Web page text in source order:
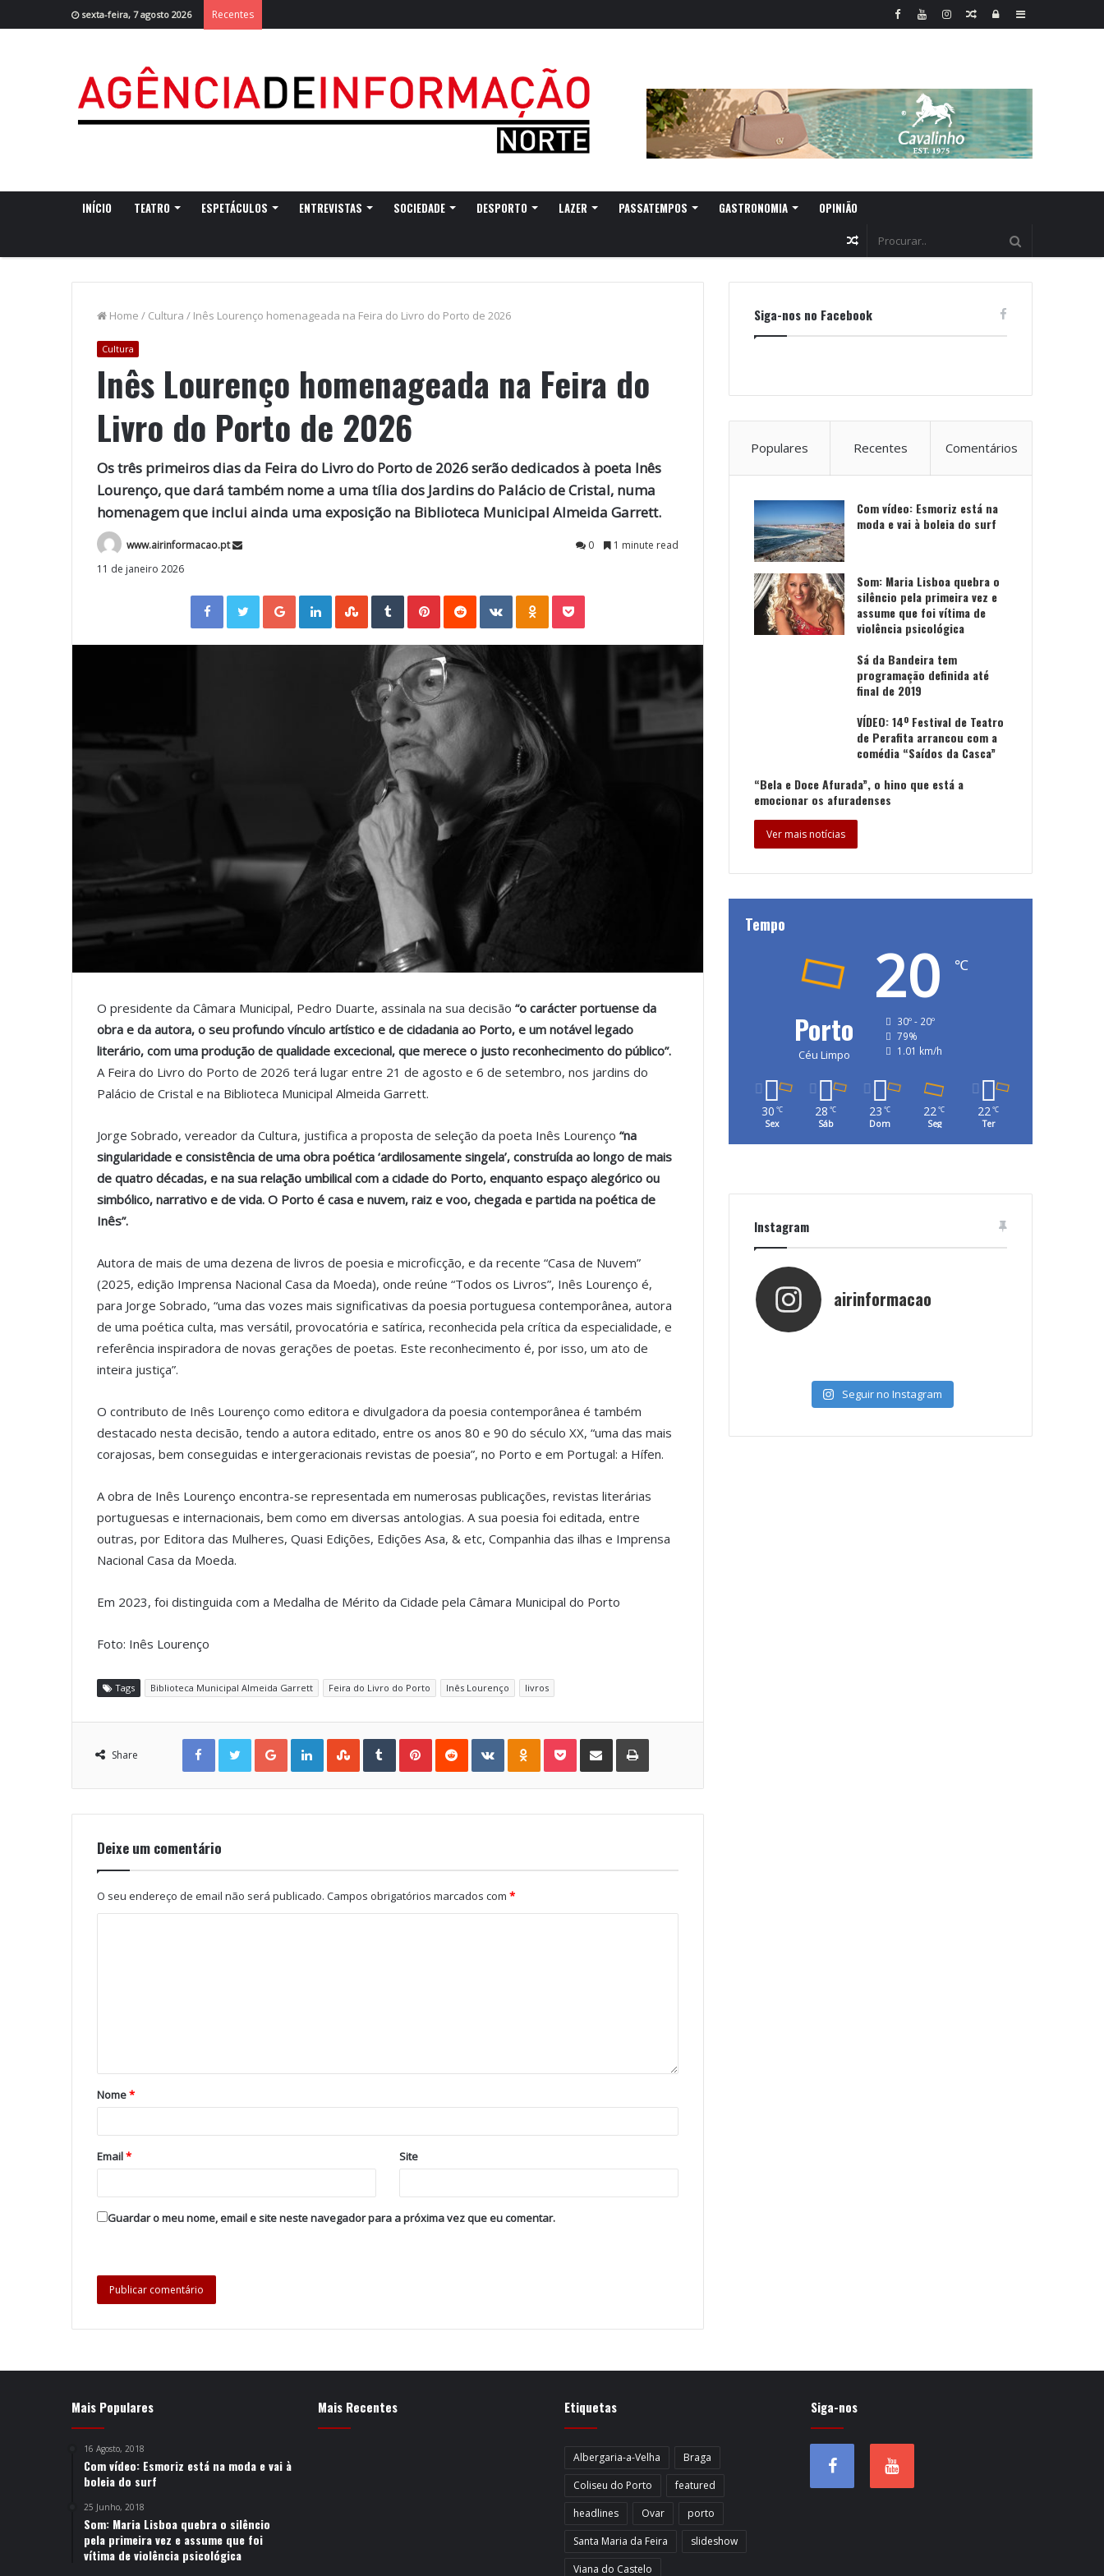
sexta-feira, 7 agosto 2026 Recentes Sidebar
Log
Random
INÍCIO TEATRO ESPETÁCULOS ENTREVISTAS SOCIEDADE DESPORTO LAZER PASSATEMPOS GASTRONOMIA OPINIÃO
Random
Home / Cultura / Inês Lourenço homenageada na Feira do Livro do Porto de 2026
Cultura
Inês Lourenço homenageada na Feira do
Livro do Porto de 2026
Os três primeiros dias da Feira do Livro do Porto de 2026 serão dedicados à poeta Inês
Lourenço, que dará também nome a uma tília dos Jardins do Palácio de Cristal, numa
homenagem que inclui ainda uma exposição na Biblioteca Municipal Almeida Garrett.
www.airinformacao.pt 0
1 minute read
11 de janeiro 2026
Facebook Twitter Google+ LinkedIn StumbleUpon Tumblr VKontakte
O presidente da Câmara Municipal, Pedro Duarte, assinala na sua decisão “o carácter portuense da
obra e da autora, o seu profundo vínculo artístico e de cidadania ao Porto, e um notável legado
literário, com uma produção de qualidade excecional, que merece o justo reconhecimento do público”.
A Feira do Livro do Porto de 2026 terá lugar entre 21 de agosto e 6 de setembro, nos jardins do
Palácio de Cristal e na Biblioteca Municipal Almeida Garrett.
Jorge Sobrado, vereador da Cultura, justifica a proposta de seleção da poeta Inês Lourenço “na
singularidade e consistência de uma obra poética ‘ardilosamente singela’, construída ao longo de mais
de quatro décadas, e na sua relação umbilical com a cidade do Porto, enquanto espaço alegórico ou
simbólico, narrativo e de vida. O Porto é casa e nuvem, raiz e voo, chegada e partida na poética de
Inês”.
Autora de mais de uma dezena de livros de poesia e microficção, e da recente “Casa de Nuvem”
(2025, edição Imprensa Nacional Casa da Moeda), onde reúne “Todos os Livros”, Inês Lourenço é,
para Jorge Sobrado, “uma das vozes mais significativas da poesia portuguesa contemporânea, autora
de uma poética culta, mas versátil, provocatória e satírica, reconhecida pela crítica da especialidade, e
referência inspiradora de novas gerações de poetas. Este reconhecimento é, por isso, um ato de
inteira justiça”.
O contributo de Inês Lourenço como editora e divulgadora da poesia contemporânea é também
destacado nesta decisão, tendo a autora editado, entre os anos 80 e 90 do século XX, “uma das mais
corajosas, bem conseguidas e intergeracionais revistas de poesia”, no Porto e em Portugal: a Hífen.
A obra de Inês Lourenço encontra-se representada em numerosas publicações, revistas literárias
portuguesas e internacionais, bem como em diversas antologias. A sua poesia foi editada, entre
outras, por Editora das Mulheres, Quasi Edições, Edições Asa, & etc, Companhia das ilhas e Imprensa
Nacional Casa da Moeda.
Em 2023, foi distinguida com a Medalha de Mérito da Cidade pela Câmara Municipal do Porto
Foto: Inês Lourenço
Tags Biblioteca Municipal Almeida Garrett Feira do Livro do Porto Inês Lourenço livros
Share
Facebook Twitter Google+ LinkedIn StumbleUpon Tumblr Pinterest Reddit VKontakte Odnoklassniki Pocket Share via Email Print
Deixe um comentário
O seu endereço de email não será publicado. Campos obrigatórios marcados com *
Nome*
Email* Site
Guardar o meu nome, email e site neste navegador para a próxima vez que eu comentar.
Siga-nos no Facebook
Populares Recentes Comentários
Com vídeo: Esmoriz está na
moda e vai à boleia do surf
Som: Maria Lisboa quebra o
silêncio pela primeira vez e
assume que foi vítima de
violência psicológica
Sá da Bandeira tem
programação definida até
final de 2019
VÍDEO: 14º Festival de Teatro
de Perafita arrancou com a
comédia “Saídos da Casca”
“Bela e Doce Afurada”, o hino que está a
emocionar os afuradenses
Ver mais notícias
Tempo
Porto
Céu Limpo
20 ℃
30º - 20º
79%
1.01 km/h
30 ℃
Sex
28 ℃
Sáb
23 ℃
Dom
22℃
Seg
22℃
Ter
Instagram
airinformacao
Seguir no Instagram
Mais Populares
16 Agosto, 2018
Com vídeo: Esmoriz está na moda e vai à
boleia do surf
25 Junho, 2018
Som: Maria Lisboa quebra o silêncio
pela primeira vez e assume que foi
vítima de violência psicológica
Mais Recentes Etiquetas
Albergaria-a-Velha
Braga
Coliseu do Porto
featured
headlines
Ovar
porto
Santa Maria da Feira
slideshow
Viana do Castelo
Siga-nos